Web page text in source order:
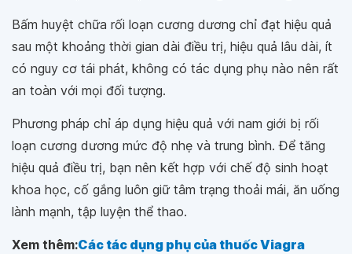
Bấm huyệt chữa rối loạn cương dương chỉ đạt hiệu quả
sau một khoảng thời gian dài điều trị, hiệu quả lâu dài, ít
có nguy cơ tái phát, không có tác dụng phụ nào nên rất
an toàn với mọi đối tượng.
Phương pháp chỉ áp dụng hiệu quả với nam giới bị rối
loạn cương dương mức độ nhẹ và trung bình. Để tăng
hiệu quả điều trị, bạn nên kết hợp với chế độ sinh hoạt
khoa học, cố gắng luôn giữ tâm trạng thoải mái, ăn uống
lành mạnh, tập luyện thể thao.
Xem thêm:Các tác dụng phụ của thuốc Viagra